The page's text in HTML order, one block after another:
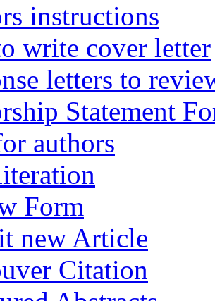
instructions
write cover letter
letters to
Statement
authors
Form
new Article
Citation